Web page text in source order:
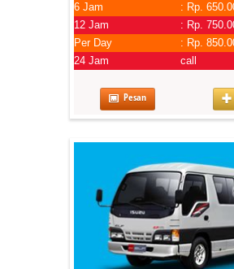
6 Jam
: Rp.
12 Jam
: Rp.
Per Day
: Rp.
24 Jam
call
Pesan